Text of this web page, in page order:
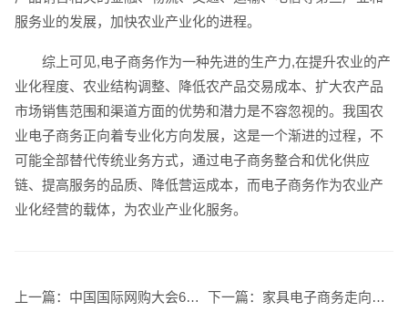
服务业的发展，加快农业产业化的进程。
综上可见,电子商务作为一种先进的生产力,在提升农业的产
业化程度、农业结构调整、降低农产品交易成本、扩大农产品
市场销售范围和渠道方面的优势和潜力是不容忽视的。我国农
业电子商务正向着专业化方向发展，这是一个渐进的过程，不
可能全部替代传统业务方式，通过电子商务整合和优化供应
链、提高服务的品质、降低营运成本，而电子商务作为农业产
业化经营的载体，为农业产业化服务。
上一篇： 中国国际网购大会6月中旬将在上海举行 下一篇： 家具电子商务走向成熟 诚信是根本物流须完善